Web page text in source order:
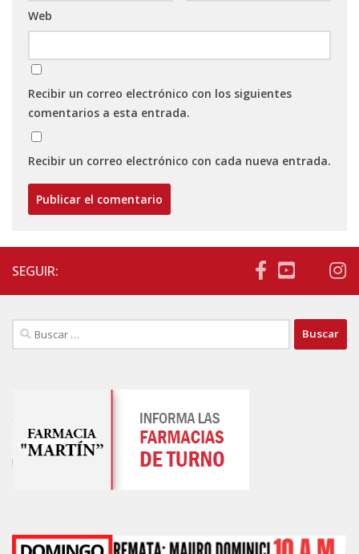
Web
Recibir un correo electrónico con los siguientes
comentarios a esta entrada.
Recibir un correo electrónico con cada nueva entrada.
SEGUIR:
Buscar: